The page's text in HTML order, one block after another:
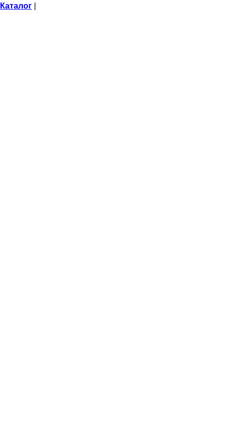
Каталог